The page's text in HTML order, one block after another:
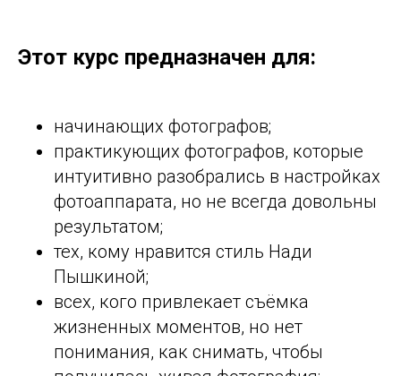
Этот курс предназначен для:
начинающих фотографов;
практикующих фотографов, которые
интуитивно разобрались в настройках
фотоаппарата, но не всегда довольны
результатом;
тех, кому нравится стиль Нади
Пышкиной;
всех, кого привлекает съёмка
жизненных моментов, но нет
понимания, как снимать, чтобы